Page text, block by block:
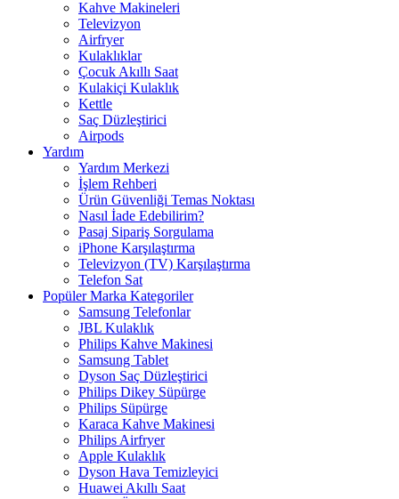
Kahve Makineleri
Televizyon
Airfryer
Kulaklıklar
Çocuk Akıllı Saat
Kulakiçi Kulaklık
Kettle
Saç Düzleştirici
Airpods
Yardım
Yardım Merkezi
İşlem Rehberi
Ürün Güvenliği Temas Noktası
Nasıl İade Edebilirim?
Pasaj Sipariş Sorgulama
iPhone Karşılaştırma
Televizyon (TV) Karşılaştırma
Telefon Sat
Popüler Marka Kategoriler
Samsung Telefonlar
JBL Kulaklık
Philips Kahve Makinesi
Samsung Tablet
Dyson Saç Düzleştirici
Philips Dikey Süpürge
Philips Süpürge
Karaca Kahve Makinesi
Philips Airfryer
Apple Kulaklık
Dyson Hava Temizleyici
Huawei Akıllı Saat